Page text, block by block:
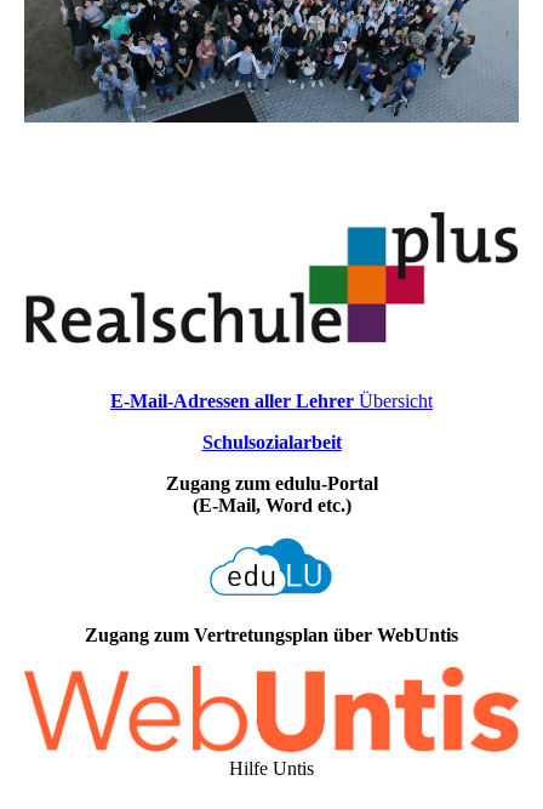
E-Mail-Adressen aller Lehrer Übersicht
Schulsozialarbeit
Zugang zum edulu-Portal
(E-Mail, Word etc.)
Zugang zum Vertretungsplan über WebUntis
Hilfe Untis